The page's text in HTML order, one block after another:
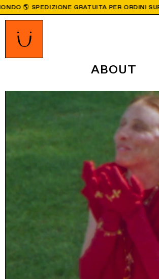
ORDINI SUPERIORI A €180 IN EU | TUTTI
ABOUT